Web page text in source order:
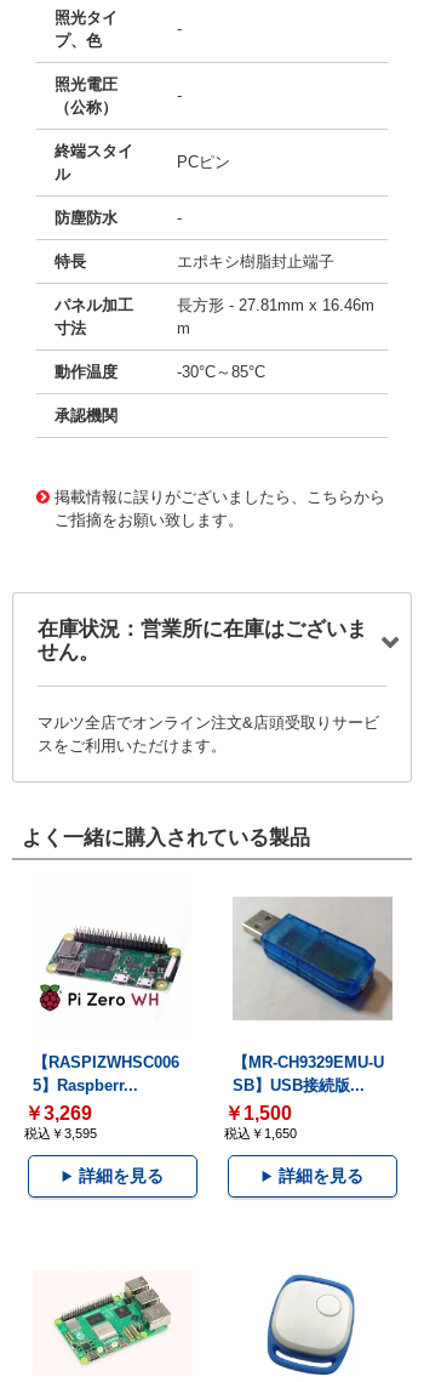
照光タイ
プ、色
-
照光電圧
（公称）
-
終端スタイ
ル
PCピン
防塵防水 -
特長 エポキシ樹脂封止端子
パネル加工
寸法
長方形 - 27.81mm x 16.46m
m
動作温度 -30°C～85°C
承認機関
掲載情報に誤りがございましたら、こちらから
ご指摘をお願い致します。
在庫状況：営業所に在庫はございま
せん。
マルツ全店でオンライン注文&店頭受取りサービ
スをご利用いただけます。
よく一緒に購入されている製品
【RASPIZWHSC006
5】Raspberr...
￥3,269
税込￥3,595
詳細を見る
【MR-CH9329EMU-U
SB】USB接続版...
￥1,500
税込￥1,650
詳細を見る